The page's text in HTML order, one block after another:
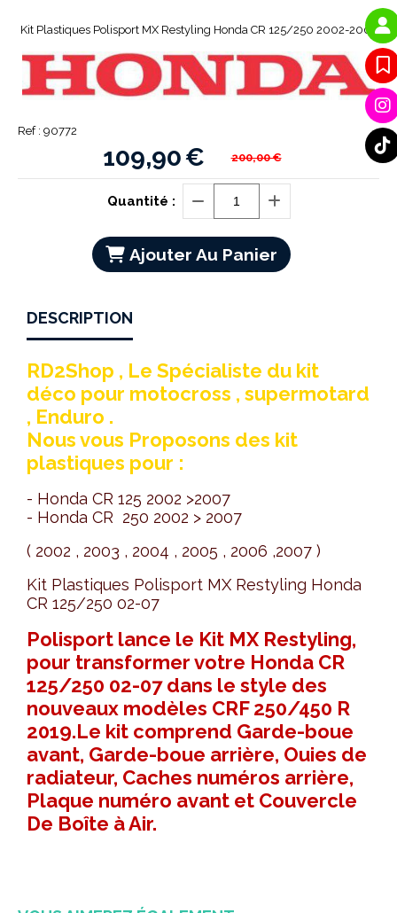
Kit Plastiques Polisport MX Restyling Honda CR 125/250 2002-2007
Ref : 90772
109,90€ 200,00€
Quantité :
Ajouter Au Panier
DESCRIPTION
RD2Shop , Le Spécialiste du kit
déco pour motocross , supermotard
, Enduro .
Nous vous Proposons des kit
plastiques pour :
- Honda CR 125 2002 >2007
- Honda CR 250 2002 > 2007
( 2002 , 2003 , 2004 , 2005 , 2006 ,2007 )
Kit Plastiques Polisport MX Restyling Honda
CR 125/250 02-07
Polisport lance le Kit MX Restyling,
pour transformer votre Honda CR
125/250 02-07 dans le style des
nouveaux modèles CRF 250/450 R
2019.Le kit comprend Garde-boue
avant, Garde-boue arrière, Ouies de
radiateur, Caches numéros arrière,
Plaque numéro avant et Couvercle
De Boîte à Air.